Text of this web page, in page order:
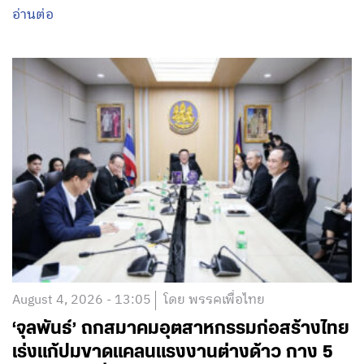
อ่านต่อ
August 4, 2026 - 13:05 โดย พรรคเพื่อไทย
‘จุลพันธ์’ ถกสมาคมอุตสาหกรรมก่อสร้างไทย
เร่งแก้ปมขาดแคลนแรงงานต่างด้าว กาง 5